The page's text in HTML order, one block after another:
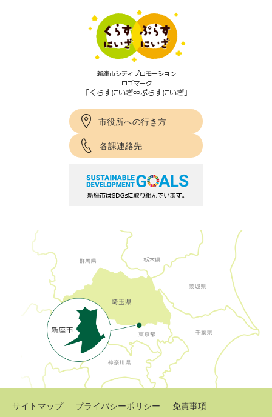
市役所への行き方
各課連絡先
サイトマップ プライバシーポリシー 免責事項